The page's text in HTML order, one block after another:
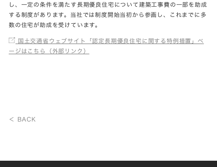
し、一定の条件を満たす長期優良住宅について建築工事費の一部を助成
する制度があります。当社では制度開始当初から参画し、これまでに多
数の住宅が助成を受けています。
国土交通省ウェブサイト「認定長期優良住宅に関する特例措置」ペ
ージはこちら（外部リンク）
＜ BACK